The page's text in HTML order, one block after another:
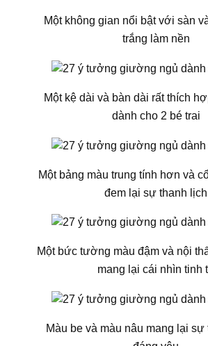
Một không gian nổi bật với sàn
trắng làm nền
Một kệ dài và bàn dài rất thích
dành cho 2 bé trai
Một bảng màu trung tính hơn và
đem lại sự thanh lịch
Một bức tường màu đậm và nội
mang lại cái nhìn tinh
Màu be và màu nâu mang lại